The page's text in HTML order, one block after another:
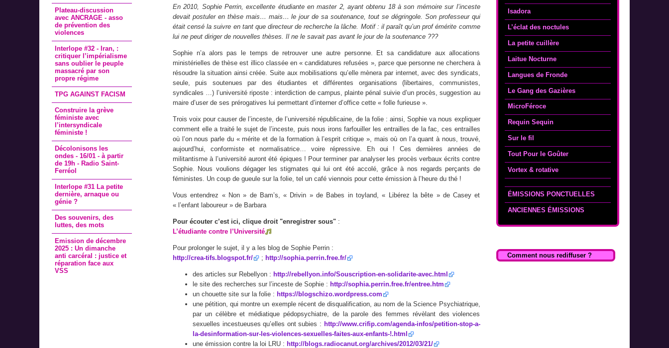
Isadora
L’éclat des noctules
La petite cuillère
Laitue Nocturne
Langues de Fronde
Le Gang des Gazières
MicroFéroce
Requin Sequin
Sur le fil
Tout Pour le Goûter
Vortex & rotative
ÉMISSIONS PONCTUELLES
ANCIENNES ÉMISSIONS
Comment nous rediffuser ?
Plateau-discussion
avec ANCRAGE - asso
de prévention des
violences
Interlope #32 - Iran, :
critiquer l’impérialisme
sans oublier le peuple
massacré par son
propre régime
TPG AGAINST FACISM
Construire la grève
féministe avec
l’intersyndicale
féministe !
Décolonisons les
ondes - 16/01 - à partir
de 19h - Radio Saint-
Ferréol
Interlope #31 La petite
dernière, arnaque ou
génie ?
Des souvenirs, des
luttes, des mots
Emission de décembre
2025 : Un dimanche
anti carcéral : justice et
réparation face aux
VSS
En 2010, Sophie Perrin, excellente étudiante en master 2, ayant obtenu 18 à son mémoire sur l’inceste
devait postuler en thèse mais… mais… le jour de sa soutenance, tout se dégringole. Son professeur qui
était censé la suivre en tant que directeur de recherche la lâche. Motif : il paraît qu’un prof émérite comme
lui ne peut diriger de nouvelles thèses. Il ne le savait pas avant le jour de la soutenance ???
Sophie n’a alors pas le temps de retrouver une autre personne. Et sa candidature aux allocations
ministérielles de thèse est illico classée en « candidatures refusées », parce que personne ne cherchera à
résoudre la situation ainsi créée. Suite aux mobilisations qu’elle mènera par internet, avec des syndicats,
seule, puis soutenues par des étudiantes et différentes organisations (libertaires, communistes,
syndicales …) l’université riposte : interdiction de campus, plainte pénal suivie d’un procès, suggestion au
maire d’user de ses prérogatives lui permettant d’interner d’office cette « folle furieuse ».
Trois voix pour causer de l’inceste, de l’université républicaine, de la folie : ainsi, Sophie va nous expliquer
comment elle a traité le sujet de l’inceste, puis nous irons farfouiller les entrailles de la fac, ces entrailles
où l’on nous parle du « mérite et de la formation à l’esprit critique », mais où on l’a quant à nous, trouvé,
aujourd’hui, conformiste et normalisatrice… voire répressive. Eh oui ! Ces dernières années de
militantisme à l’université auront été épiques ! Pour terminer par analyser les procès verbaux écrits contre
Sophie. Nous voulions dégager les stigmates qui lui ont été accolé, grâce à nos regards perçants de
féministes. Un coup de gueule sur la folie, tel un café viennois pour cette émission à l’heure du thé !
Vous entendrez « Non » de Bam’s, « Drivin » de Babes in toyland, « Libérez la bête » de Casey et
« l’enfant laboureur » de Barbara
Pour écouter c’est ici, clique droit "enregistrer sous" :
L’étudiante contre l’Université
Pour prolonger le sujet, il y a les blog de Sophie Perrin :
http://crea-tifs.blogspot.fr/
; http://sophia.perrin.free.fr/
des articles sur Rebellyon : http://rebellyon.info/Souscription-en-solidarite-avec.html
le site des recherches sur l’inceste de Sophie : http://sophia.perrin.free.fr/entree.htm
un chouette site sur la folie : https://blogschizo.wordpress.com
une pétition, qui montre un exemple récent de disqualification, au nom de la Science Psychiatrique,
par un célèbre et médiatique pédopsychiatre, de la parole des femmes révèlant des violences
sexuelles incestueuses qu’elles ont subies : http://www.crifip.com/agenda-infos/petition-stop-a-
la-desinformation-sur-les-violences-sexuelles-faites-aux-enfants-!.html
une émission contre la loi LRU : http://blogs.radiocanut.org/archives/2012/03/21/